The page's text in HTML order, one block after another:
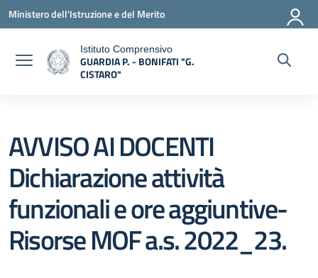
Vai ai contenuti
Vai al menu di navigazione
Vai al footer
Ministero dell'Istruzione e del Merito
Istituto Comprensivo
GUARDIA P. - BONIFATI "G.
CISTARO"
AVVISO AI DOCENTI
Dichiarazione attività
funzionali e ore aggiuntive-
Risorse MOF a.s. 2022_23.